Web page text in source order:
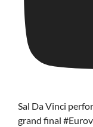
Sal Da Vinci
grand final